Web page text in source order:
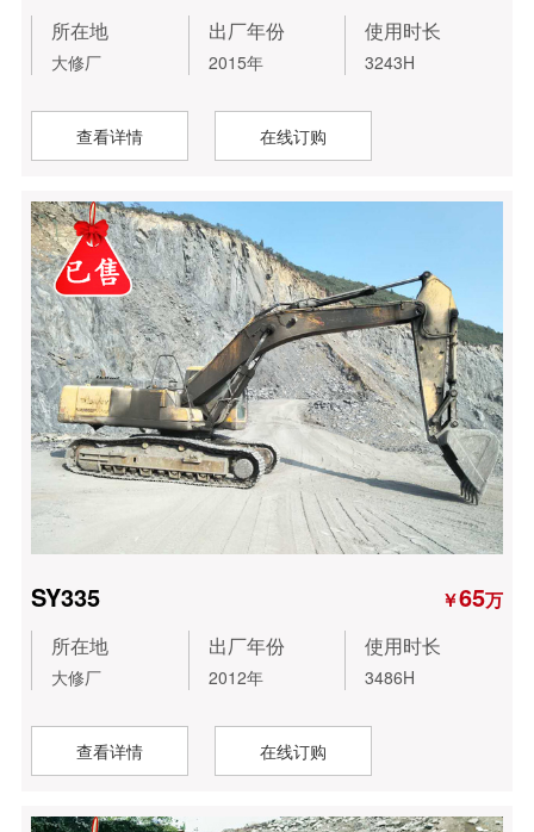
所在地
大修厂
出厂年份
2015年
使用时长
3243H
查看详情 在线订购
SY335 ￥65万
所在地
大修厂
出厂年份
2012年
使用时长
3486H
查看详情 在线订购